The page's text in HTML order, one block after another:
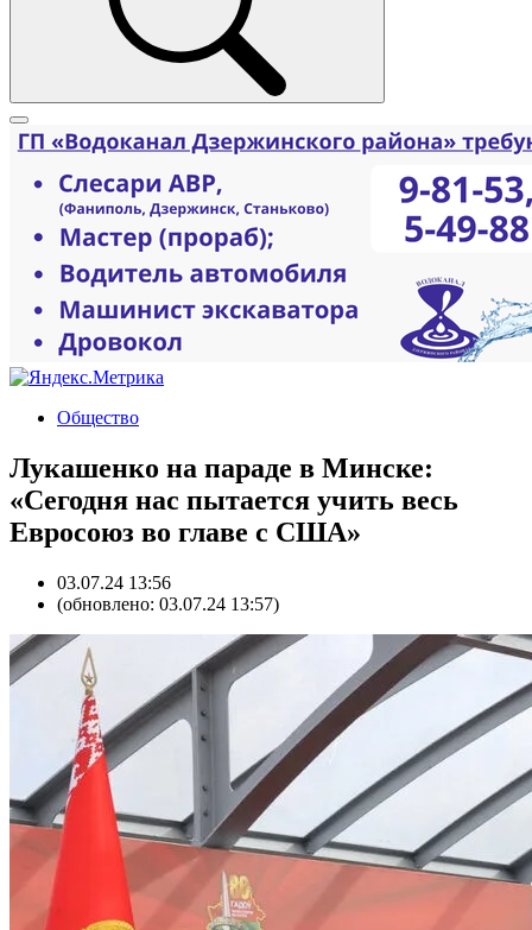
Общество
Лукашенко на параде в Минске:
«Сегодня нас пытается учить весь
Евросоюз во главе с США»
03.07.24 13:56
(обновлено: 03.07.24 13:57)